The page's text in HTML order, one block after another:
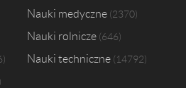
Nauki medyczne 2370
Nauki rolnicze 646
Nauki techniczne 14792